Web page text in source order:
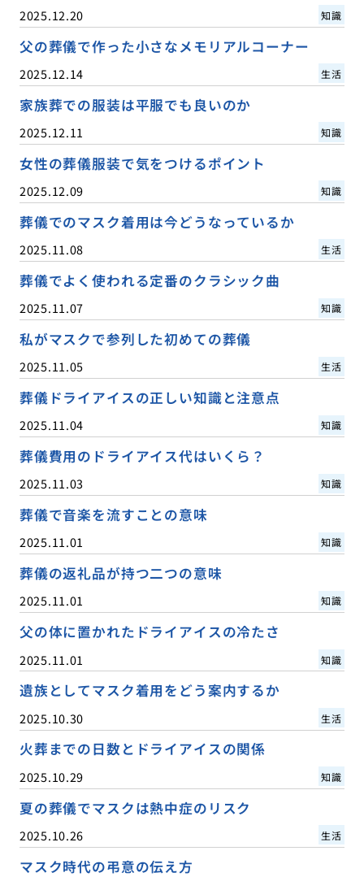
2025.12.20 知識
父の葬儀で作った小さなメモリアルコーナー
2025.12.14 生活
家族葬での服装は平服でも良いのか
2025.12.11 知識
女性の葬儀服装で気をつけるポイント
2025.12.09 知識
葬儀でのマスク着用は今どうなっているか
2025.11.08 生活
葬儀でよく使われる定番のクラシック曲
2025.11.07 知識
私がマスクで参列した初めての葬儀
2025.11.05 生活
葬儀ドライアイスの正しい知識と注意点
2025.11.04 知識
葬儀費用のドライアイス代はいくら？
2025.11.03 知識
葬儀で音楽を流すことの意味
2025.11.01 知識
葬儀の返礼品が持つ二つの意味
2025.11.01 知識
父の体に置かれたドライアイスの冷たさ
2025.11.01 知識
遺族としてマスク着用をどう案内するか
2025.10.30 生活
火葬までの日数とドライアイスの関係
2025.10.29 知識
夏の葬儀でマスクは熱中症のリスク
2025.10.26 生活
マスク時代の弔意の伝え方